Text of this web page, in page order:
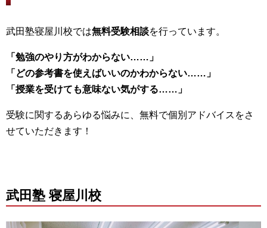
武田塾寝屋川校では無料受験相談を行っています。
「勉強のやり方がわからない……」
「どの参考書を使えばいいのかわからない……」
「授業を受けても意味ない気がする……」
受験に関するあらゆる悩みに、無料で個別アドバイスをさ
せていただきます！
武田塾 寝屋川校